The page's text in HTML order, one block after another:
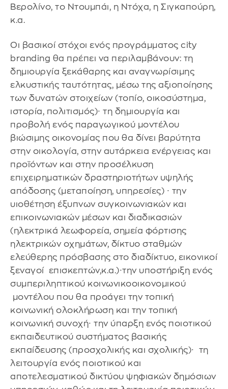
Βερολίνο, το Ντουμπάι, η Ντόχα, η Σιγκαπούρη,
κ.α.
Οι βασικοί στόχοι ενός προγράμματος city
branding θα πρέπει να περιλαμβάνουν: τη
δημιουργία ξεκάθαρης και αναγνωρίσιμης
ελκυστικής ταυτότητας, μέσω της αξιοποίησης
των δυνατών στοιχείων (τοπίο, οικοσύστημα,
ιστορία, πολιτισμός)∙ τη δημιουργία και
προβολή ενός παραγωγικού μοντέλου
βιώσιμης οικονομίας που θα δίνει βαρύτητα
στην οικολογία, στην αυτάρκεια ενέργειας και
προϊόντων και στην προσέλκυση
επιχειρηματικών δραστηριοτήτων υψηλής
απόδοσης (μεταποίηση, υπηρεσίες) ∙ την
υιοθέτηση έξυπνων συγκοινωνιακών και
επικοινωνιακών μέσων και διαδικασιών
(ηλεκτρικά λεωφορεία, σημεία φόρτισης
ηλεκτρικών οχημάτων, δίκτυο σταθμών
ελεύθερης πρόσβασης στο διαδίκτυο, εικονικοί
ξεναγοί επισκεπτών,κ.α.)∙την υποστήριξη ενός
συμπεριληπτικού κοινωνικοοικονομικού
μοντέλου που θα προάγει την τοπική
κοινωνική ολοκλήρωση και την τοπική
κοινωνική συνοχή∙ την ύπαρξη ενός ποιοτικού
εκπαιδευτικού συστήματος βασικής
εκπαίδευσης (προσχολικής και σχολικής)∙ τη
λειτουργία ενός ποιοτικού και
αποτελεσματικού δικτύου ψηφιακών δημόσιων